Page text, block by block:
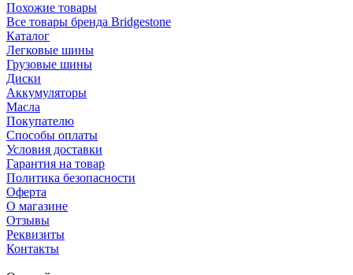
Похожие товары
Все товары бренда Bridgestone
Каталог
Легковые шины
Грузовые шины
Диски
Аккумуляторы
Масла
Покупателю
Способы оплаты
Условия доставки
Гарантия на товар
Политика безопасности
Оферта
О магазине
Отзывы
Реквизиты
Контакты